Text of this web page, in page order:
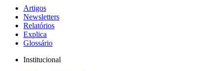
Artigos
Newsletters
Relatórios
Explica
Glossário
Institucional